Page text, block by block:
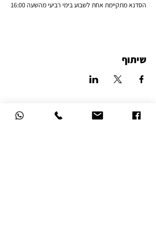
הסדנא מתקיימת אחת לשבוע בימי רביעי מהשעה 16:00
שיתוף